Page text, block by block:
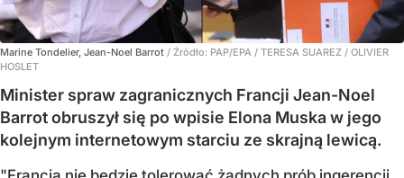
Marine Tondelier, Jean-Noel Barrot / Źródło: PAP/EPA / TERESA SUAREZ / OLIVIER
HOSLET
Minister spraw zagranicznych Francji Jean-Noel
Barrot obruszył się po wpisie Elona Muska w jego
kolejnym internetowym starciu ze skrajną lewicą.